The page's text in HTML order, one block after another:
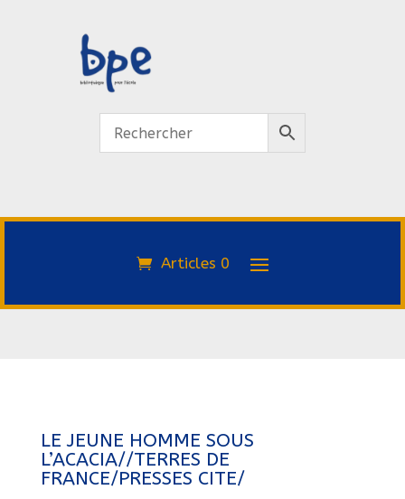
Articles 0
LE JEUNE HOMME SOUS
L’ACACIA//TERRES DE
FRANCE/PRESSES CITE/